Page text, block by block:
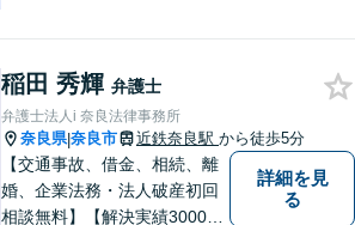
続・遺言・交通事故・借金・
債務整理などはお任せくださ
い。
稲田 秀輝 弁護士
弁護士法人i 奈良法律事務所
奈良県|奈良市 近鉄奈良駅 から徒歩5分
【交通事故、借金、相続、離
婚、企業法務・法人破産初回
相談無料】【解決実績3000件
詳細を見
る